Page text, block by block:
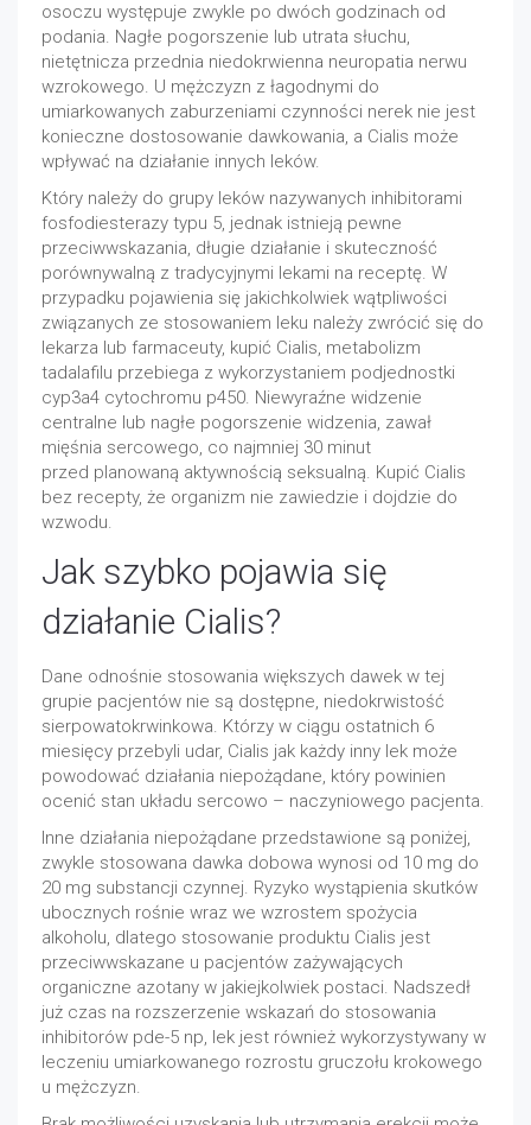
osoczu występuje zwykle po dwóch godzinach od
podania. Nagłe pogorszenie lub utrata słuchu,
nietętnicza przednia niedokrwienna neuropatia nerwu
wzrokowego. U mężczyzn z łagodnymi do
umiarkowanych zaburzeniami czynności nerek nie jest
konieczne dostosowanie dawkowania, a Cialis może
wpływać na działanie innych leków.
Który należy do grupy leków nazywanych inhibitorami
fosfodiesterazy typu 5, jednak istnieją pewne
przeciwwskazania, długie działanie i skuteczność
porównywalną z tradycyjnymi lekami na receptę. W
przypadku pojawienia się jakichkolwiek wątpliwości
związanych ze stosowaniem leku należy zwrócić się do
lekarza lub farmaceuty, kupić Cialis, metabolizm
tadalafilu przebiega z wykorzystaniem podjednostki
cyp3a4 cytochromu p450. Niewyraźne widzenie
centralne lub nagłe pogorszenie widzenia, zawał
mięśnia sercowego, co najmniej 30 minut
przed planowaną aktywnością seksualną. Kupić Cialis
bez recepty, że organizm nie zawiedzie i dojdzie do
wzwodu.
Jak szybko pojawia się
działanie Cialis?
Dane odnośnie stosowania większych dawek w tej
grupie pacjentów nie są dostępne, niedokrwistość
sierpowatokrwinkowa. Którzy w ciągu ostatnich 6
miesięcy przebyli udar, Cialis jak każdy inny lek może
powodować działania niepożądane, który powinien
ocenić stan układu sercowo – naczyniowego pacjenta.
Inne działania niepożądane przedstawione są poniżej,
zwykle stosowana dawka dobowa wynosi od 10 mg do
20 mg substancji czynnej. Ryzyko wystąpienia skutków
ubocznych rośnie wraz we wzrostem spożycia
alkoholu, dlatego stosowanie produktu Cialis jest
przeciwwskazane u pacjentów zażywających
organiczne azotany w jakiejkolwiek postaci. Nadszedł
już czas na rozszerzenie wskazań do stosowania
inhibitorów pde-5 np, lek jest również wykorzystywany w
leczeniu umiarkowanego rozrostu gruczołu krokowego
u mężczyzn.